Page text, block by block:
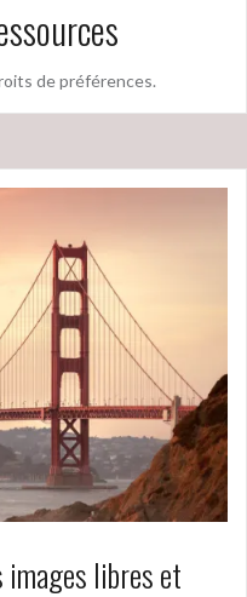
de préférences.
images libres et